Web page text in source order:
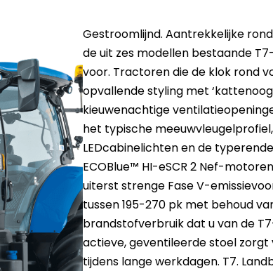
Gestroomlijnd. Aantrekkelijke
de uit zes modellen bestaande
voor. Tractoren die de klok rond
opvallende styling met
kieuwenachtige
het typische
LEDcabinelichten en de
ECOBlue™ HI-eSCR 2 Nef-
uiterst strenge Fase V-
tussen 195-270 pk met behoud
brandstofverbruik dat u van de
actieve, geventileerde stoel
tijdens lange werkdagen. T7.